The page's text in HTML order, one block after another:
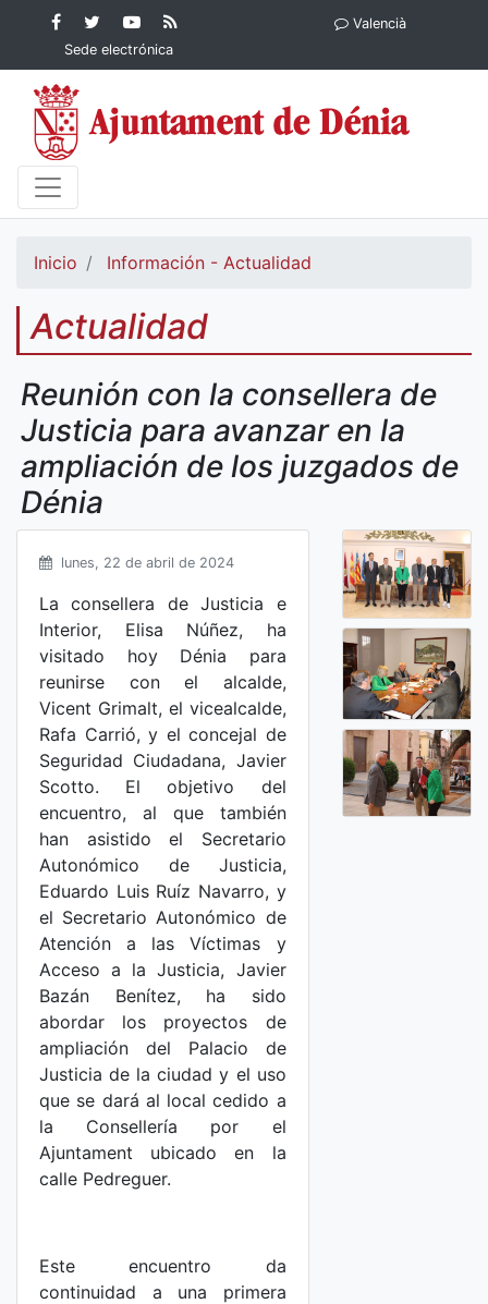
Contenido principalFacebook
Ayuntamiento de
Dénia
Ayuntamiento
de Dénia
YouTube
Ayuntamiento
de Dénia
Ayuntamiento
Sede electrónica
Valencià
Inicio Información - Actualidad
Actualidad
Reunión con la consellera de
Justicia para avanzar en la
ampliación de los juzgados de
Dénia
lunes, 22 de abril de 2024
La consellera de Justicia e
Interior, Elisa Núñez, ha
visitado hoy Dénia para
reunirse con el alcalde,
Vicent Grimalt, el vicealcalde,
Rafa Carrió, y el concejal de
Seguridad Ciudadana, Javier
Scotto. El objetivo del
encuentro, al que también
han asistido el Secretario
Autonómico de Justicia,
Eduardo Luis Ruíz Navarro, y
el Secretario Autonómico de
Atención a las Víctimas y
Acceso a la Justicia, Javier
Bazán Benítez, ha sido
abordar los proyectos de
ampliación del Palacio de
Justicia de la ciudad y el uso
que se dará al local cedido a
la Consellería por el
Ajuntament ubicado en la
calle Pedreguer.
Este encuentro da
continuidad a una primera